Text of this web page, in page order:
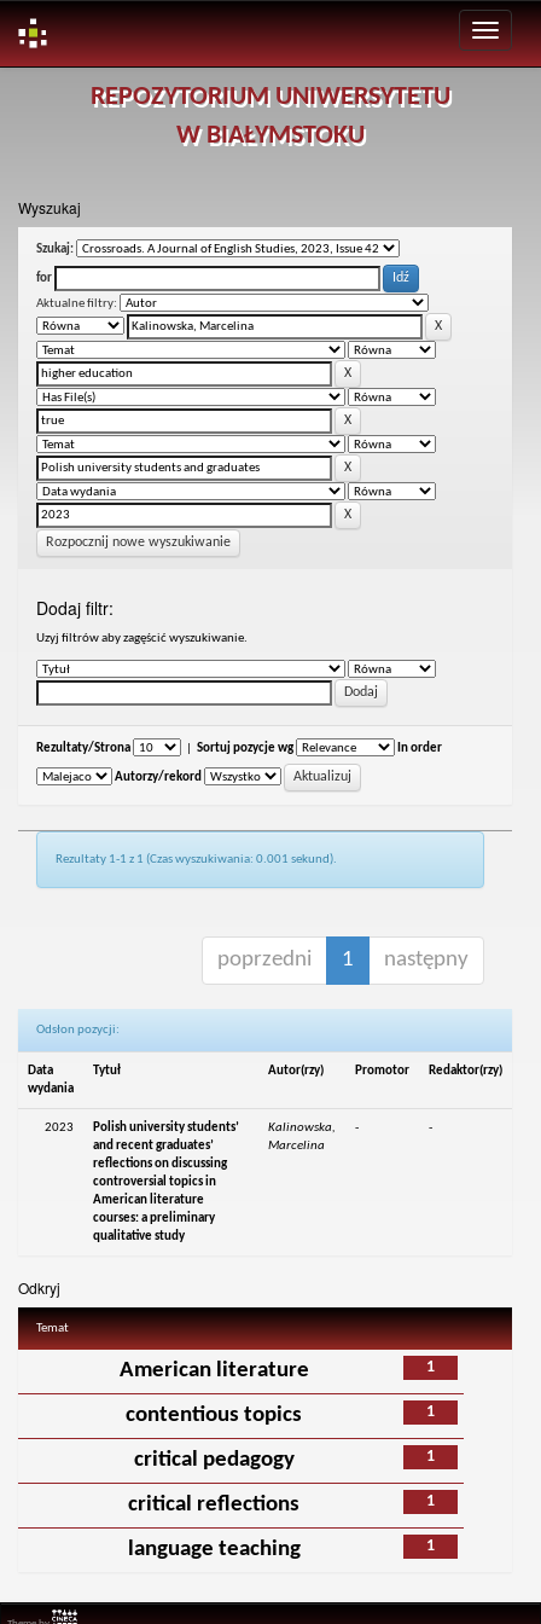
REPOZYTORIUM UNIWERSYTETU
W BIAŁYMSTOKU
Wyszukaj
Szukaj:
for
Aktualne filtry:
Rozpocznij nowe wyszukiwanie
Dodaj filtr:
Uzyj filtrów aby zagęścić wyszukiwanie.
Rezultaty/Strona Sortuj pozycje wg In order
Autorzy/rekord
Rezultaty 1-1 z 1 (Czas wyszukiwania: 0.001 sekund).
poprzedni 1 następny
Odsłon pozycji:
Data
wydania
Tytuł Autor(rzy) Promotor Redaktor(rzy)
2023
Polish university students’
and recent graduates’
reflections on discussing
controversial topics in
American literature
courses: a preliminary
qualitative study
Kalinowska,
Marcelina
- -
Odkryj
Temat
1
American literature
1
contentious topics
1
critical pedagogy
1
critical reflections
1
language teaching